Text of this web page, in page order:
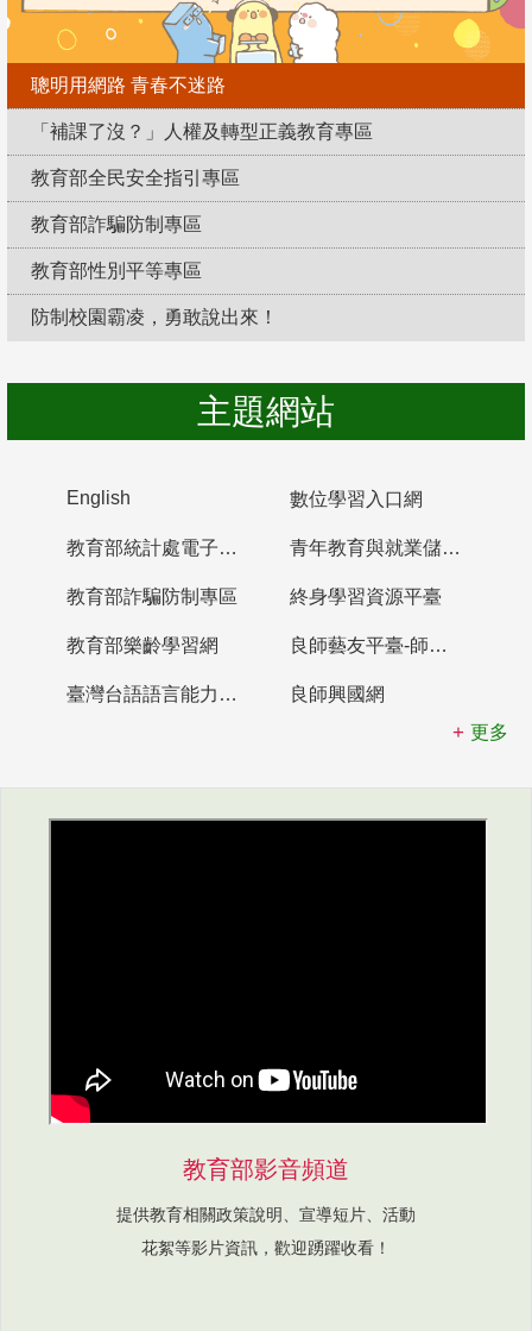
聰明用網路 青春不迷路
「補課了沒？」人權及轉型正義教育專區
教育部全民安全指引專區
教育部詐騙防制專區
教育部性別平等專區
防制校園霸凌，勇敢說出來！
主題網站
English 數位學習入口網
教育部統計處電子書櫃 青年教育與就業儲蓄帳戶
教育部詐騙防制專區 終身學習資源平臺
教育部樂齡學習網 良師藝友平臺-師資培育整合平臺
臺灣台語語言能力認證網站
良師興國網
更多
教育部影音頻道
提供教育相關政策說明、宣導短片、活動
花絮等影片資訊，歡迎踴躍收看！